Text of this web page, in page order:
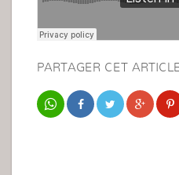
PARTAGER CET